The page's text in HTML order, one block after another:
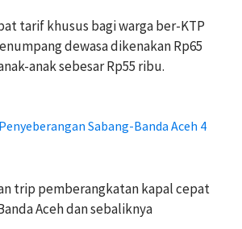
tarif khusus bagi warga ber-KTP
dewasa dikenakan Rp65
anak sebesar Rp55 ribu.
Sabang-Banda Aceh 4
trip pemberangkatan kapal cepat
Aceh dan sebaliknya